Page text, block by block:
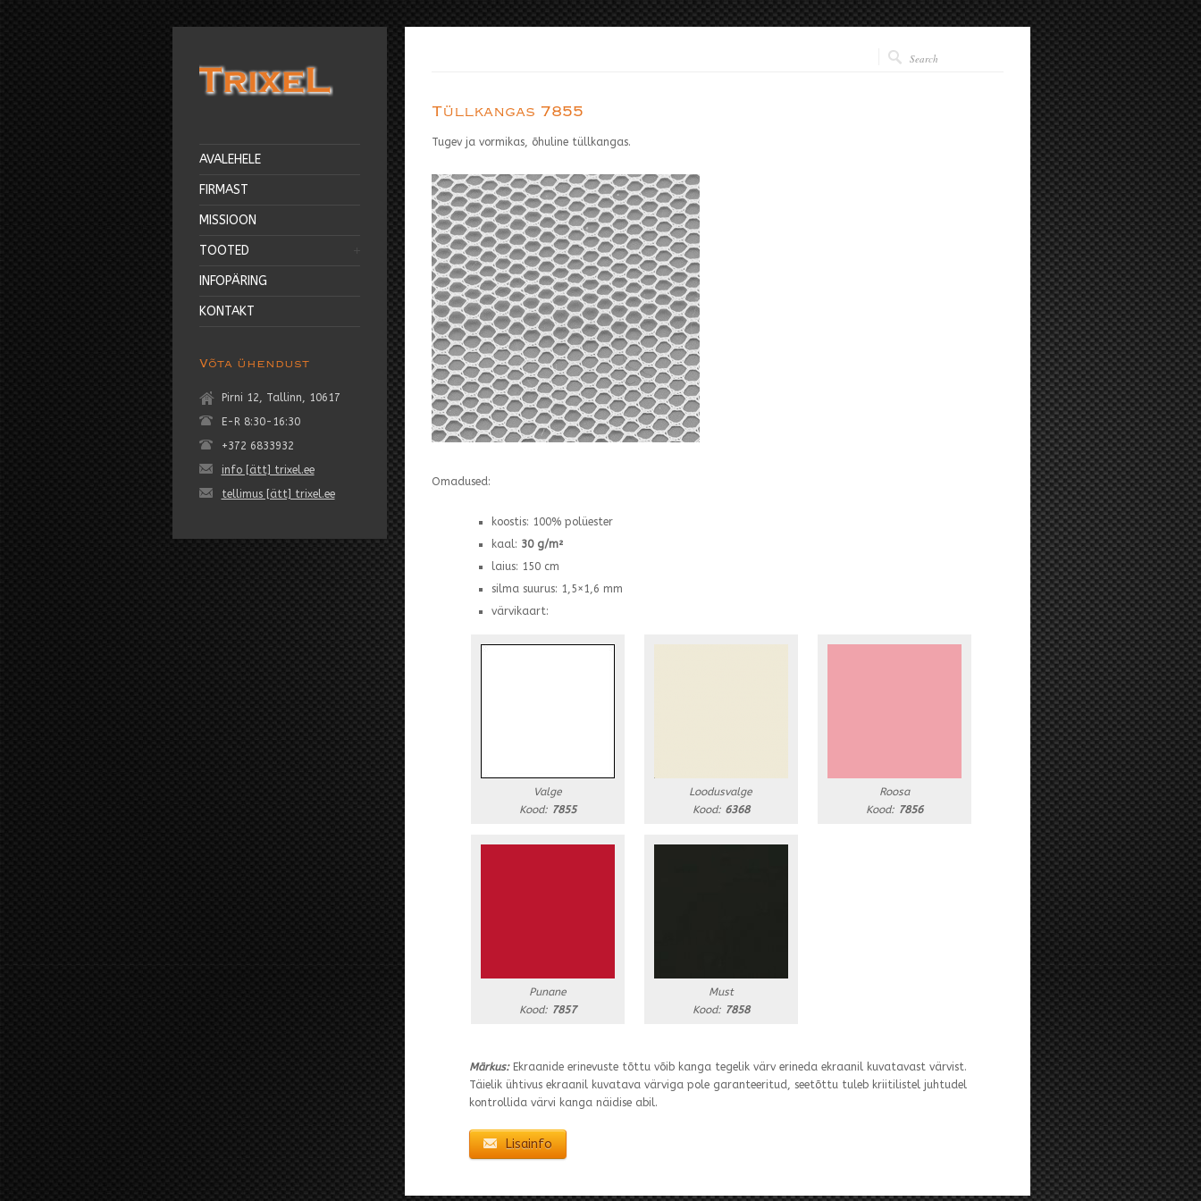
Tüllkangas 7855
Tugev ja vormikas, õhuline tüllkangas.
Omadused:
koostis: 100% polüester
kaal: 30 g/m²
laius: 150 cm
silma suurus: 1,5×1,6 mm
värvikaart:
Valge
Kood: 7855
Loodusvalge
Kood: 6368
Roosa
Kood: 7856
Punane
Kood: 7857
Must
Kood: 7858
Märkus:Ekraanide erinevuste tõttu võib kanga tegelik värv erineda ekraanil kuvatavast värvist.
Täielik ühtivus ekraanil kuvatava värviga pole garanteeritud, seetõttu tuleb kriitilistel juhtudel
kontrollida värvi kanga näidise abil.
Lisainfo
AVALEHELE
FIRMAST
MISSIOON
TOOTED
INFOPÄRING
KONTAKT
Võta ühendust
Pirni 12, Tallinn, 10617
E-R 8:30-16:30
+372 6833932
info [ätt] trixel.ee
tellimus [ätt] trixel.ee